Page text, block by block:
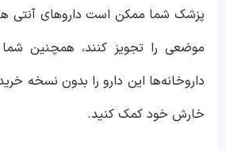
پزشک شما ممکن است داروهای آنتی
موضعی را تجویز کنند، همچنین شما
داروخانه‌ها این دارو را بدون نسخه
خارش خود کمک کنید.